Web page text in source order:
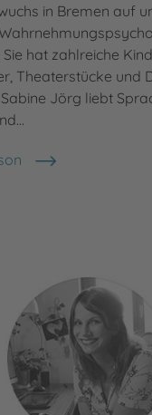
in Bremen auf
hat zahlreiche
Theaterstücke und
Jörg liebt